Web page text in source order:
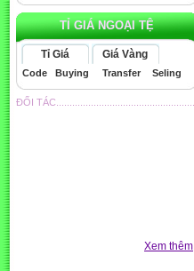
TỈ GIÁ NGOẠI TỆ
Tỉ Giá Giá Vàng
Code Buying Transfer Seling
ĐỐI TÁC.....................................................
Xem thêm